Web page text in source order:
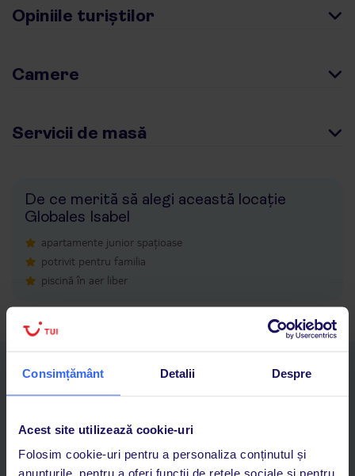
Consimțământ Detalii Despre
Acest site utilizează cookie-uri
Folosim cookie-uri pentru a personaliza conținutul și
anunțurile, pentru a oferi funcții de rețele sociale și pentru
Opiniile turiștilor
Camere
Servicii de masă
De ce merită să alegi această locație
Globales Isabel
apartamente junior spațioase
potrivit pentru familia
piscină în aer liber
Descarcă acum aplicația TUI
Acces la rezervările curente pentru vacanțe și hoteluri, într-o
Asistență 24/7 prin chat, pe toată durata vacanței